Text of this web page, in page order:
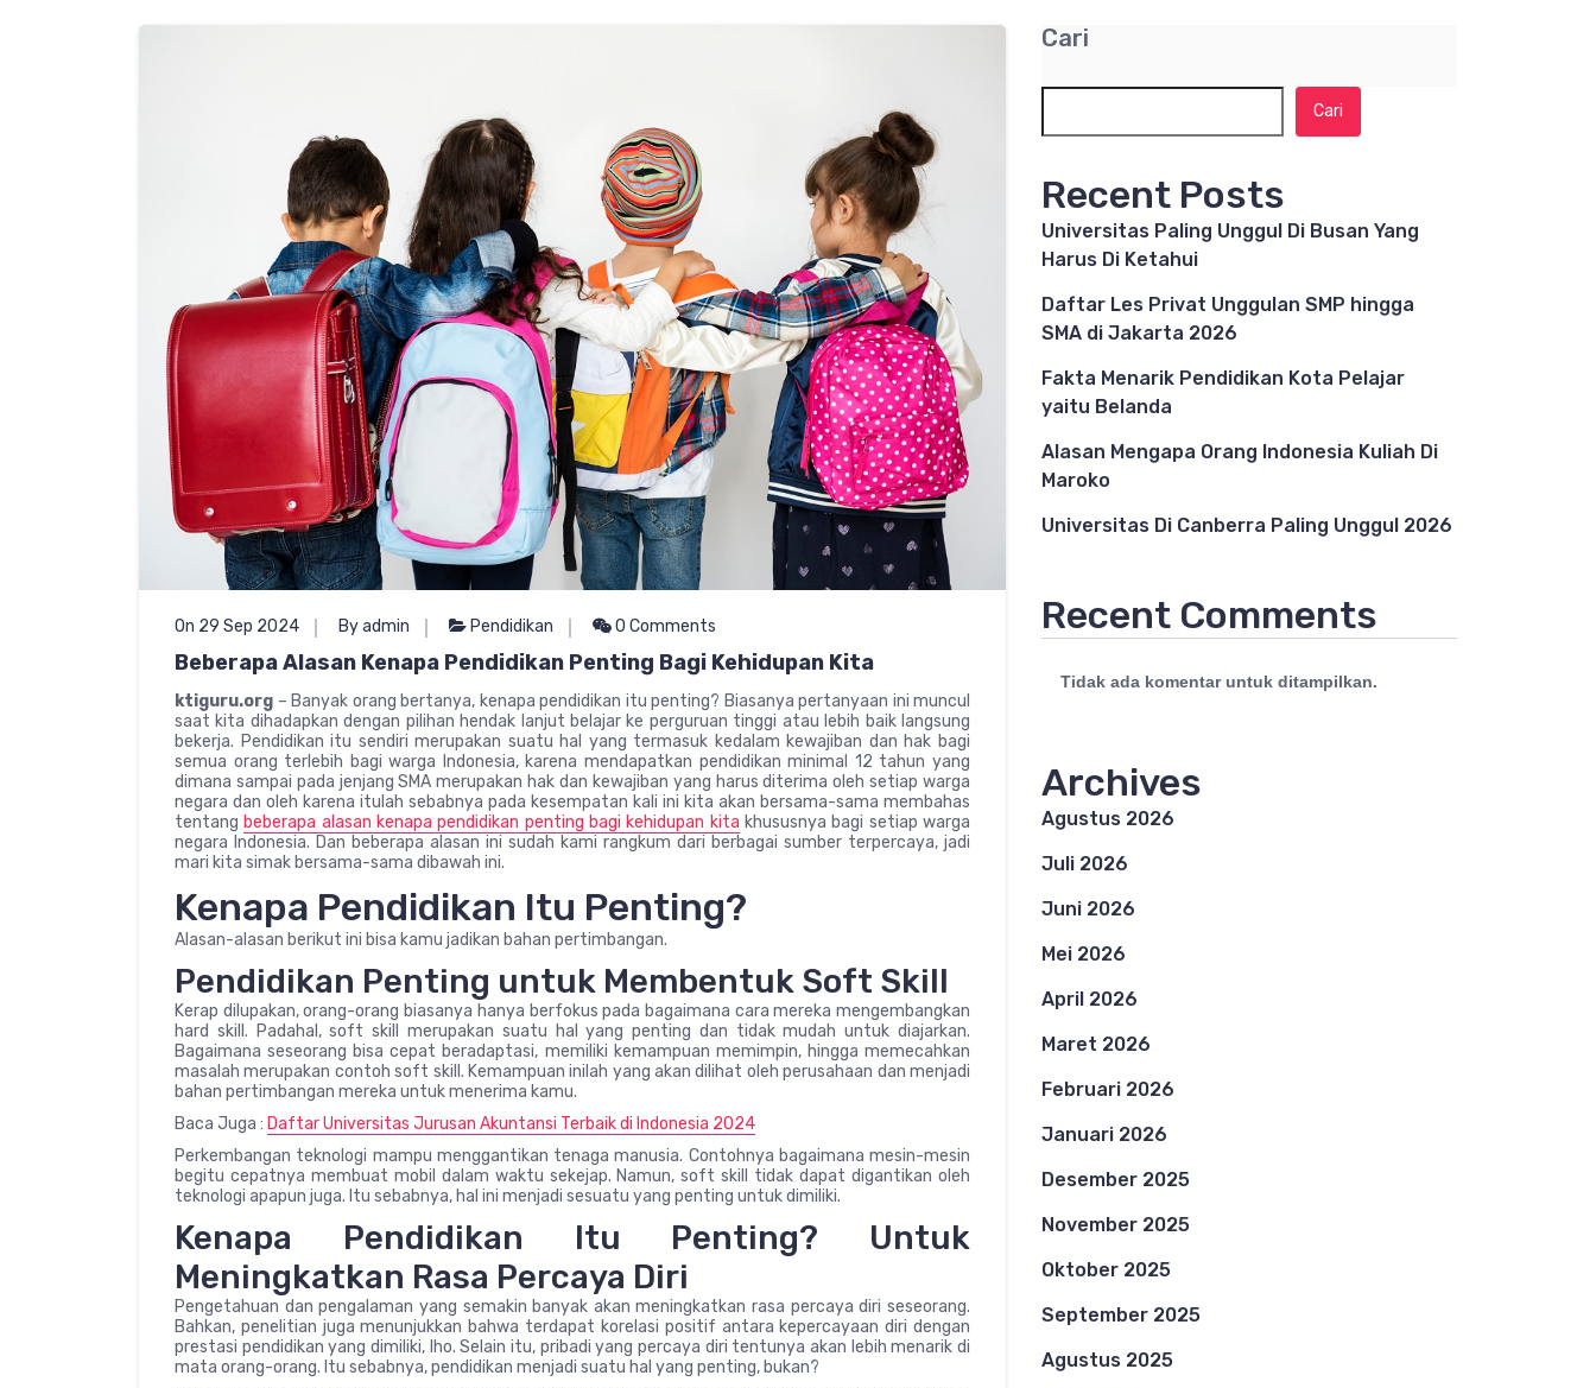
On 29 Sep 2024 By admin Pendidikan 0 Comments
Beberapa Alasan Kenapa Pendidikan Penting Bagi Kehidupan Kita
ktiguru.org – Banyak orang bertanya, kenapa pendidikan itu penting? Biasanya pertanyaan ini muncul
saat kita dihadapkan dengan pilihan hendak lanjut belajar ke perguruan tinggi atau lebih baik langsung
bekerja. Pendidikan itu sendiri merupakan suatu hal yang termasuk kedalam kewajiban dan hak bagi
semua orang terlebih bagi warga Indonesia, karena mendapatkan pendidikan minimal 12 tahun yang
dimana sampai pada jenjang SMA merupakan hak dan kewajiban yang harus diterima oleh setiap warga
negara dan oleh karena itulah sebabnya pada kesempatan kali ini kita akan bersama-sama membahas
tentang beberapa alasan kenapa pendidikan penting bagi kehidupan kita khususnya bagi setiap warga
negara Indonesia. Dan beberapa alasan ini sudah kami rangkum dari berbagai sumber terpercaya, jadi
mari kita simak bersama-sama dibawah ini.
Kenapa Pendidikan Itu Penting?
Alasan-alasan berikut ini bisa kamu jadikan bahan pertimbangan.
Pendidikan Penting untuk Membentuk Soft Skill
Kerap dilupakan, orang-orang biasanya hanya berfokus pada bagaimana cara mereka mengembangkan
hard skill. Padahal, soft skill merupakan suatu hal yang penting dan tidak mudah untuk diajarkan.
Bagaimana seseorang bisa cepat beradaptasi, memiliki kemampuan memimpin, hingga memecahkan
masalah merupakan contoh soft skill. Kemampuan inilah yang akan dilihat oleh perusahaan dan menjadi
bahan pertimbangan mereka untuk menerima kamu.
Baca Juga : Daftar Universitas Jurusan Akuntansi Terbaik di Indonesia 2024
Perkembangan teknologi mampu menggantikan tenaga manusia. Contohnya bagaimana mesin-mesin
begitu cepatnya membuat mobil dalam waktu sekejap. Namun, soft skill tidak dapat digantikan oleh
teknologi apapun juga. Itu sebabnya, hal ini menjadi sesuatu yang penting untuk dimiliki.
Kenapa Pendidikan Itu Penting? Untuk
Meningkatkan Rasa Percaya Diri
Pengetahuan dan pengalaman yang semakin banyak akan meningkatkan rasa percaya diri seseorang.
Bahkan, penelitian juga menunjukkan bahwa terdapat korelasi positif antara kepercayaan diri dengan
prestasi pendidikan yang dimiliki, lho. Selain itu, pribadi yang percaya diri tentunya akan lebih menarik di
mata orang-orang. Itu sebabnya, pendidikan menjadi suatu hal yang penting, bukan?
Cari
Cari
Recent Posts
Universitas Paling Unggul Di Busan Yang
Harus Di Ketahui
Daftar Les Privat Unggulan SMP hingga
SMA di Jakarta 2026
Fakta Menarik Pendidikan Kota Pelajar
yaitu Belanda
Alasan Mengapa Orang Indonesia Kuliah Di
Maroko
Universitas Di Canberra Paling Unggul 2026
Recent Comments
Tidak ada komentar untuk ditampilkan.
Archives
Agustus 2026
Juli 2026
Juni 2026
Mei 2026
April 2026
Maret 2026
Februari 2026
Januari 2026
Desember 2025
November 2025
Oktober 2025
September 2025
Agustus 2025